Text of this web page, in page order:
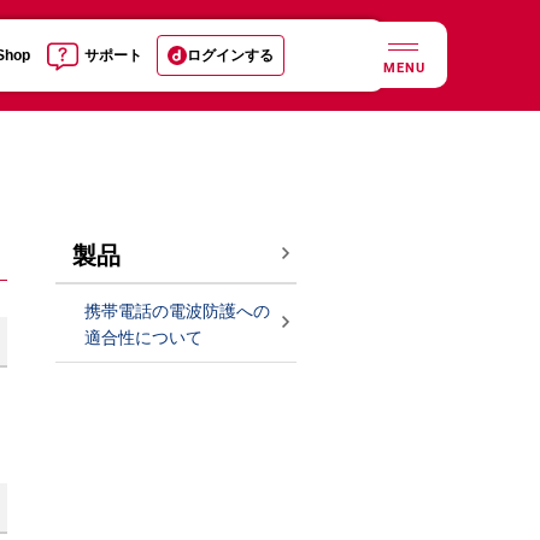
サポート ログインする
MENU
製品
携帯電話の電波防護への
適合性について